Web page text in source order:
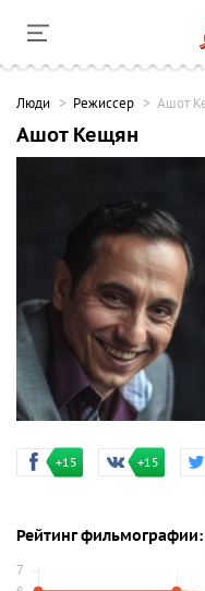
Люди Режиссер Ашот
Ашот Кещян
+15 +15
Рейтинг фильмографии: